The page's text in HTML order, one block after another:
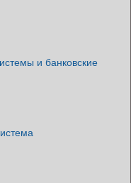
и банковские